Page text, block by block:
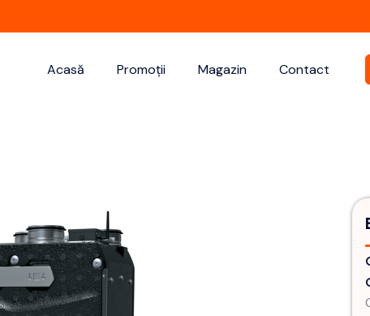
Acasă Promoții Magazin Contact